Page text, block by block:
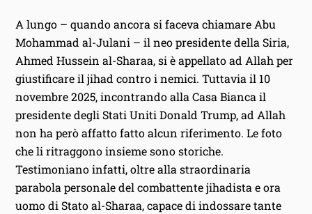
A lungo – quando ancora si faceva chiamare Abu
Mohammad al-Julani – il neo presidente della Siria,
Ahmed Hussein al-Sharaa, si è appellato ad Allah per
giustificare il jihad contro i nemici. Tuttavia il 10
novembre 2025, incontrando alla Casa Bianca il
presidente degli Stati Uniti Donald Trump, ad Allah
non ha però affatto fatto alcun riferimento. Le foto
che li ritraggono insieme sono storiche.
Testimoniano infatti, oltre alla straordinaria
parabola personale del combattente jihadista e ora
uomo di Stato al-Sharaa, capace di indossare tante